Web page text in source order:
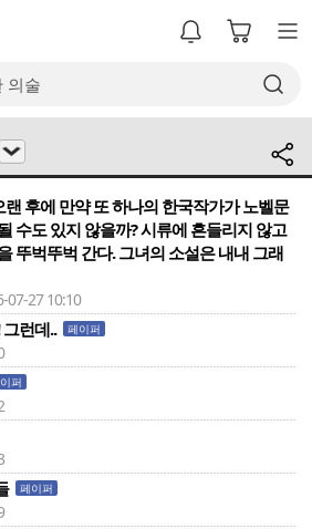
후에 만약 또 하나의 한국작가가 노벨문
수도 있지 않을까? 시류에 흔들리지 않고
뚜벅뚜벅 간다. 그녀의 소설은 내내 그래
27 10:10
런데.. 페이퍼
퍼
페이퍼